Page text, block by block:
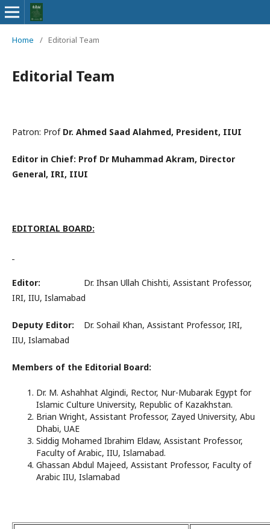
Home / Editorial Team
Editorial Team
Patron: Prof Dr. Ahmed Saad Alahmed, President, IIUI
Editor in Chief: Prof Dr Muhammad Akram, Director
General, IRI, IIUI
EDITORIAL BOARD:
Editor: Dr. Ihsan Ullah Chishti, Assistant Professor,
IRI, IIU, Islamabad
Deputy Editor: Dr. Sohail Khan, Assistant Professor, IRI,
IIU, Islamabad
Members of the Editorial Board:
Dr. M. Ashahhat Algindi, Rector, Nur-Mubarak Egypt for
Islamic Culture University, Republic of Kazakhstan.
Brian Wright, Assistant Professor, Zayed University, Abu
Dhabi, UAE
Siddig Mohamed Ibrahim Eldaw, Assistant Professor,
Faculty of Arabic, IIU, Islamabad.
Ghassan Abdul Majeed, Assistant Professor, Faculty of
Arabic IIU, Islamabad